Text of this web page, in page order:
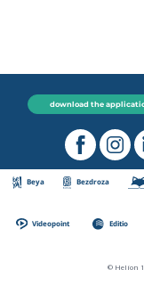
download the
Beya Bezdroza
Videopoint Editio
© Helion